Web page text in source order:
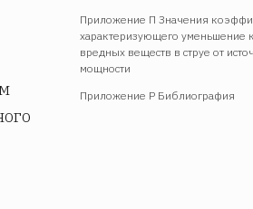
Приложение П Значения
характеризующего уменьшение
вредных веществ в струе от
мощности
Приложение Р Библиография